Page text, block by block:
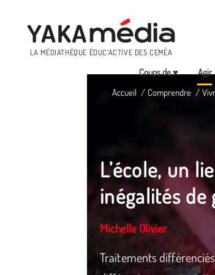
LA MÉDIATHÈQUE ÉDUC’ACTIVE DES CEMÉA
Menu
Coups de ♥ Agir
Accueil Comprendre
L’école, un
inégalités de
Michelle Olivier
Traitements